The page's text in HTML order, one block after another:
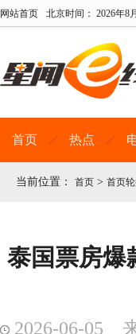
网站首页 北京时间： 2026年8
首页 热点
当前位置： 首页 > 首页
泰国票房爆
2026-06-05